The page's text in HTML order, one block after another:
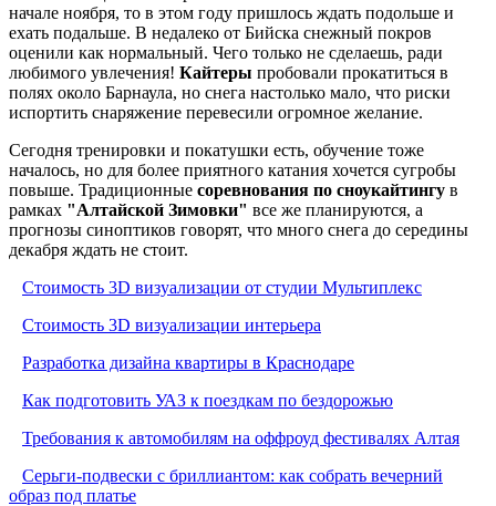
начале ноября, то в этом году пришлось ждать подольше и
ехать подальше. В недалеко от Бийска снежный покров
оценили как нормальный. Чего только не сделаешь, ради
любимого увлечения! Кайтеры пробовали прокатиться в
полях около Барнаула, но снега настолько мало, что риски
испортить снаряжение перевесили огромное желание.
Сегодня тренировки и покатушки есть, обучение тоже
началось, но для более приятного катания хочется сугробы
повыше. Традиционные соревнования по сноукайтингу в
рамках "Алтайской Зимовки" все же планируются, а
прогнозы синоптиков говорят, что много снега до середины
декабря ждать не стоит.
Стоимость 3D визуализации от студии Мультиплекс
Стоимость 3D визуализации интерьера
Разработка дизайна квартиры в Краснодаре
Как подготовить УАЗ к поездкам по бездорожью
Требования к автомобилям на оффроуд фестивалях Алтая
Серьги-подвески с бриллиантом: как собрать вечерний
образ под платье